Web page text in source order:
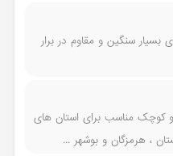
بسیار سنگین و مقاوم در برار
کوچک مناسب برای استان های
، هرمزگان و بوشهر ...